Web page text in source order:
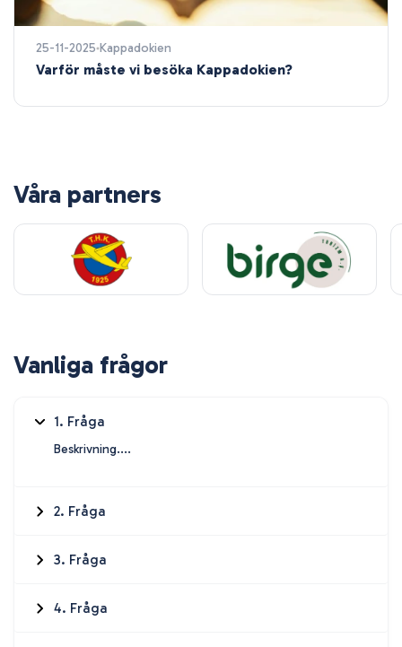
25-11-2025 Kappadokien
Varför måste vi besöka Kappadokien?
Våra partners
Vanliga frågor
1. Fråga
Beskrivning....
2. Fråga
3. Fråga
4. Fråga